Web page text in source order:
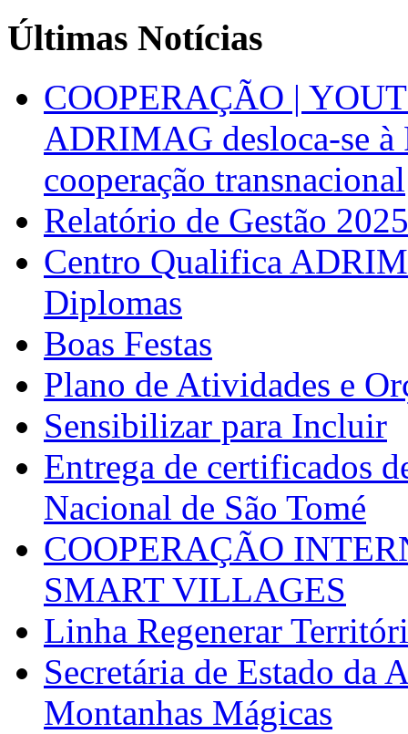
Últimas Notícias
COOPERAÇÃO |
ADRIMAG desloca-se
cooperação transnacional
Relatório de Gestão 2025
Centro Qualifica
Diplomas
Boas Festas
Plano de Atividades e
Sensibilizar para Incluir
Entrega de certificados
Nacional de São Tomé
COOPERAÇÃO
SMART VILLAGES
Linha Regenerar
Secretária de Estado da
Montanhas Mágicas